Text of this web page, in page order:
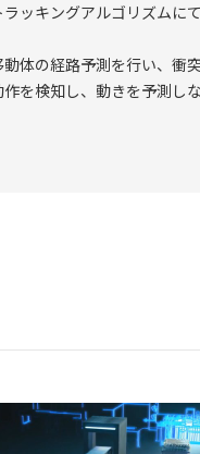
ッキングアルゴリズムに
体の経路予測を行い、衝
を検知し、動きを予測し